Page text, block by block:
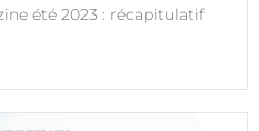
été 2023 : récapitulatif